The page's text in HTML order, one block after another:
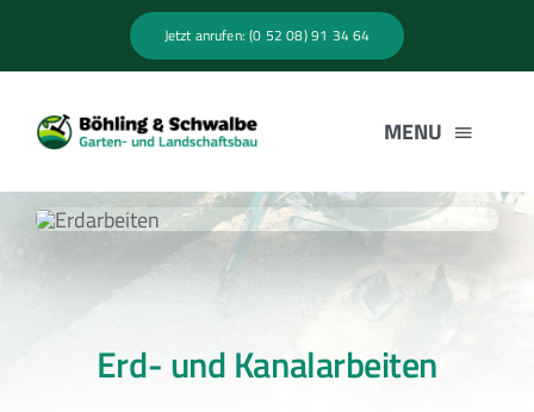
springen
Jetzt anrufen: (0 52 08) 91 34 64
MENU
HOME
Erd- und Kanalarbeiten